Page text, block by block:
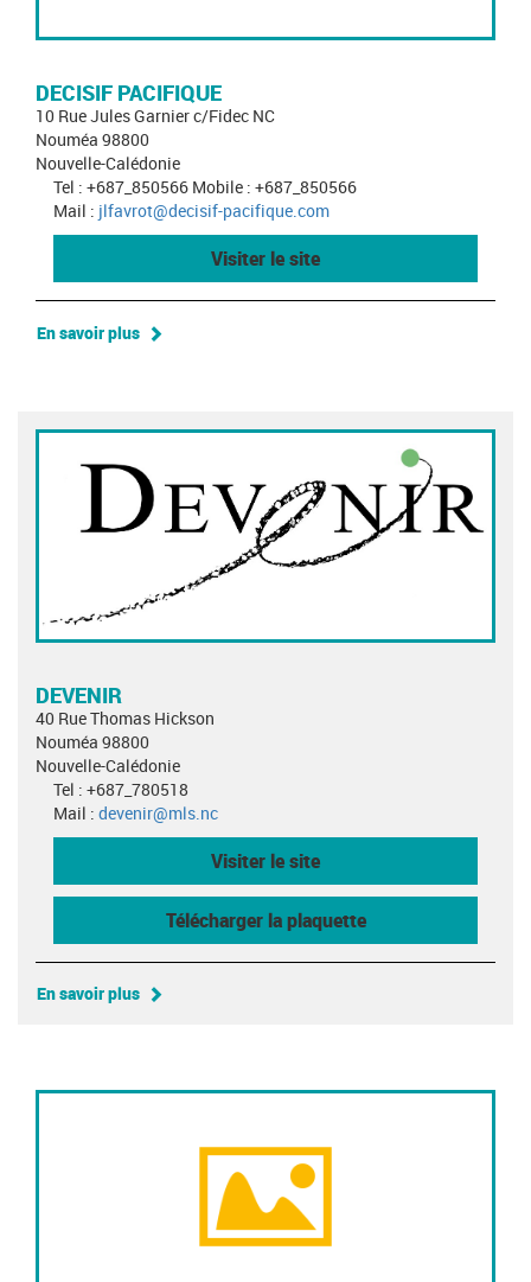
DECISIF PACIFIQUE
10 Rue Jules Garnier c/Fidec NC
Nouméa 98800
Nouvelle-Calédonie
Tel : +687_850566 Mobile : +687_850566
Mail : jlfavrot@decisif-pacifique.com
Visiter le site
En savoir plus
DEVENIR
40 Rue Thomas Hickson
Nouméa 98800
Nouvelle-Calédonie
Tel : +687_780518
Mail : devenir@mls.nc
Visiter le site
Télécharger la plaquette
En savoir plus